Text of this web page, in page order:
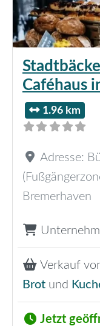
Caféhaus
1.96 km
Adresse:
Bremerhaven
Verkauf
Brot und
Jetzt